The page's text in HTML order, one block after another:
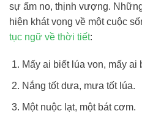
sự ấm no, thịnh vượng.
hiện khát vọng về một cuộc
tục ngữ về thời tiết:
Mấy ai biết lúa von, mấy ai
Nắng tốt dưa, mưa tốt lúa.
Một nuộc lạt, một bát cơm.